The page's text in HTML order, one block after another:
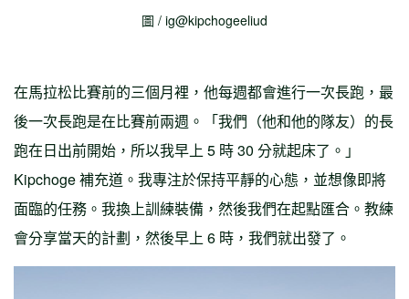
圖 / ig@kipchogeeliud
在馬拉松比賽前的三個月裡，他每週都會進行一次長跑，最
後一次長跑是在比賽前兩週。「我們（他和他的隊友）的長
跑在日出前開始，所以我早上 5 時 30 分就起床了。」
Kipchoge 補充道。我專注於保持平靜的心態，並想像即將
面臨的任務。我換上訓練裝備，然後我們在起點匯合。教練
會分享當天的計劃，然後早上 6 時，我們就出發了。